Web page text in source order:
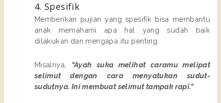
4. Spesifik
Memberikan pujian yang spesifik bisa membantu
anak memahami apa hal yang sudah baik
dilakukan dan mengapa itu penting.
Misalnya, “Ayah suka melihat caramu melipat
selimut dengan cara menyatukan sudut-
sudutnya. Ini membuat selimut tampak rapi.”